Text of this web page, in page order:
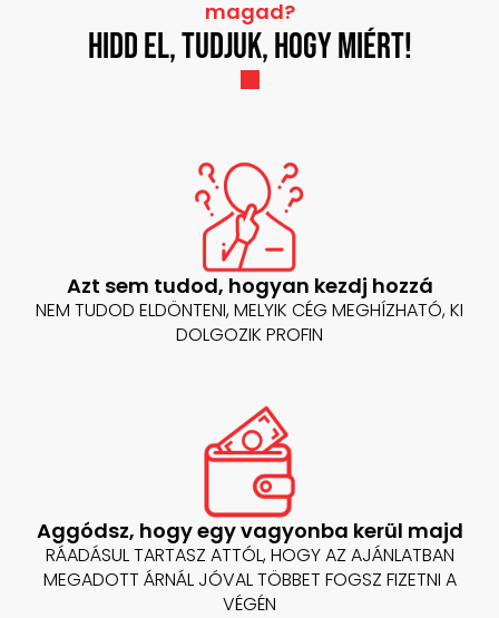
magad?
Hidd el, tudjuk, hogy miért!
Azt sem tudod, hogyan kezdj hozzá
NEM TUDOD ELDÖNTENI, MELYIK CÉG MEGHÍZHATÓ, KI
DOLGOZIK PROFIN
Aggódsz, hogy egy vagyonba kerül majd
RÁADÁSUL TARTASZ ATTÓL, HOGY AZ AJÁNLATBAN
MEGADOTT ÁRNÁL JÓVAL TÖBBET FOGSZ FIZETNI A
VÉGÉN